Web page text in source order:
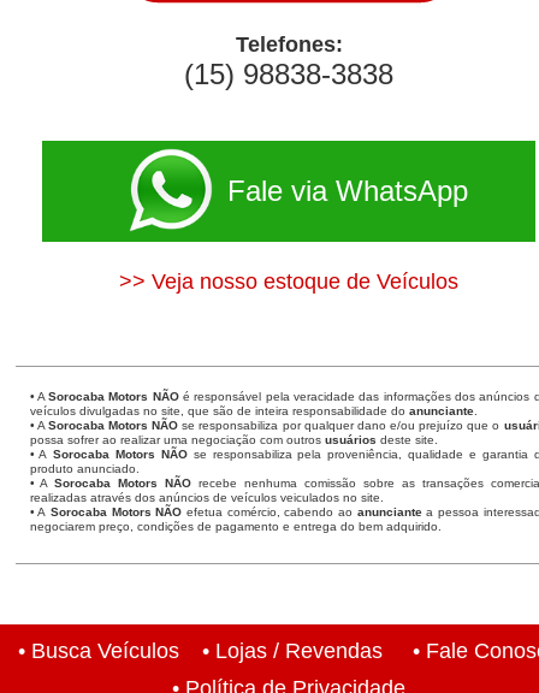
Telefones:
(15) 98838-3838
Fale via WhatsApp
>> Veja nosso estoque de Veículos
• ASorocaba Motors NÃOé responsável pela veracidade das informações dos anúncios
veículos divulgadas no site, que são de inteira responsabilidade do anunciante.
• A Sorocaba Motors NÃO se responsabiliza por qualquer dano e/ou prejuízo que o
possa sofrer ao realizar uma negociação com outros usuários deste site.
• A Sorocaba Motors NÃOse responsabiliza pela proveniência, qualidade e garantia
produto anunciado.
• ASorocaba Motors NÃO recebe nenhuma comissão sobre as transações
realizadas através dos anúncios de veículos veiculados no site.
• A Sorocaba Motors NÃO efetua comércio, cabendo ao anunciantea pessoa
negociarem preço, condições de pagamento e entrega do bem adquirido.